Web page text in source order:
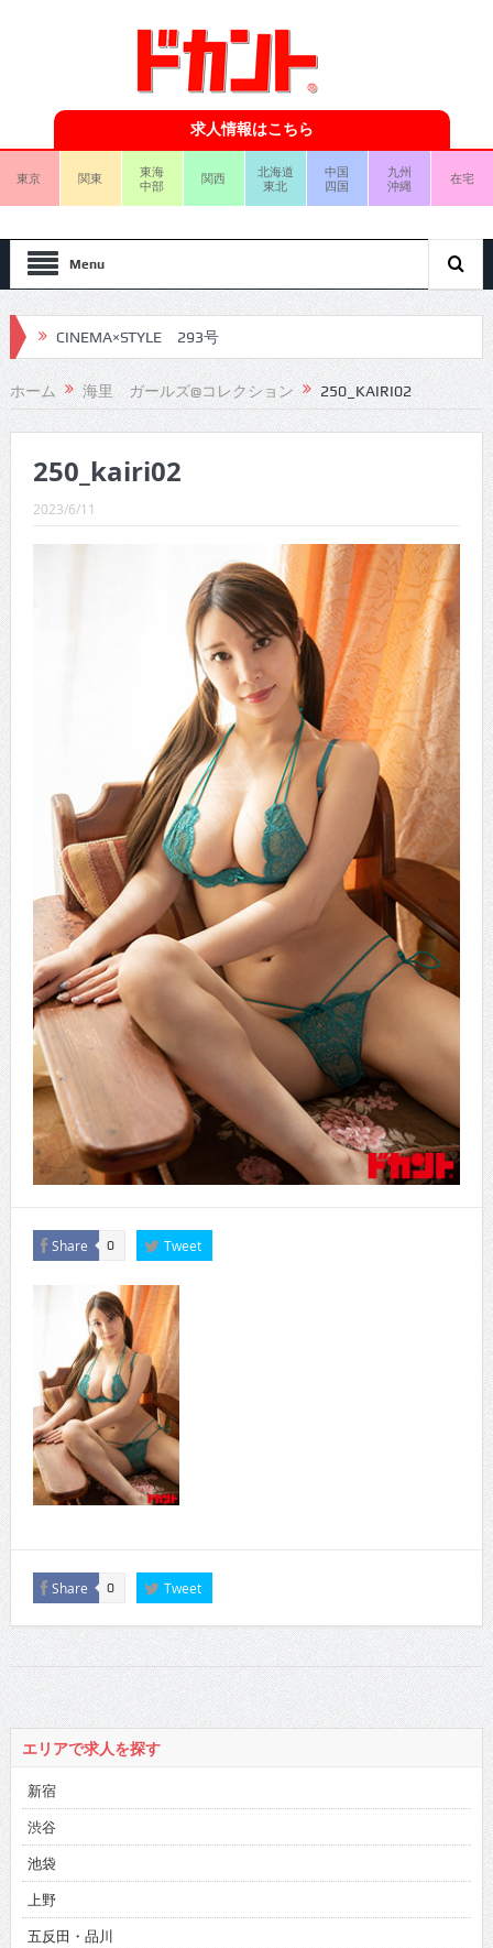
求人情報はこちら
東京 関東
東海
中部
関西
北海道
東北
中国
四国
九州
沖縄
在宅
Menu
CINEMA×STYLE 293号
CINEMA×STYLE 292号
CINEMA×STYLE 291号
CINEMA×STYLE 290号
CINEMA×STYLE 289号
CINEMA×STYLE 288号
CINEMA×STYLE 287号
CINEMA×STYLE 286号
CINEMA×STYLE 285号
CINEMA×STYLE 294号
ホーム 海里 ガールズ@コレクション 250_KAIRI02
250_kairi02
2023/6/11
Share 0 Tweet
Share 0 Tweet
エリアで求人を探す
新宿
渋谷
池袋
上野
五反田・品川